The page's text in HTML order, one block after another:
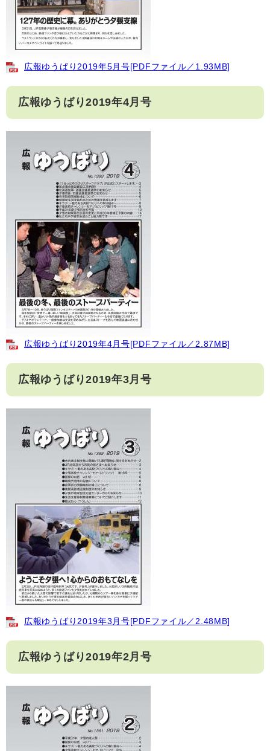
広報ゆうばり2019年5月号[PDFファイル／1.93MB]
広報ゆうばり2019年4月号
広報ゆうばり2019年4月号[PDFファイル／2.87MB]
広報ゆうばり2019年3月号
広報ゆうばり2019年3月号[PDFファイル／2.48MB]
広報ゆうばり2019年2月号